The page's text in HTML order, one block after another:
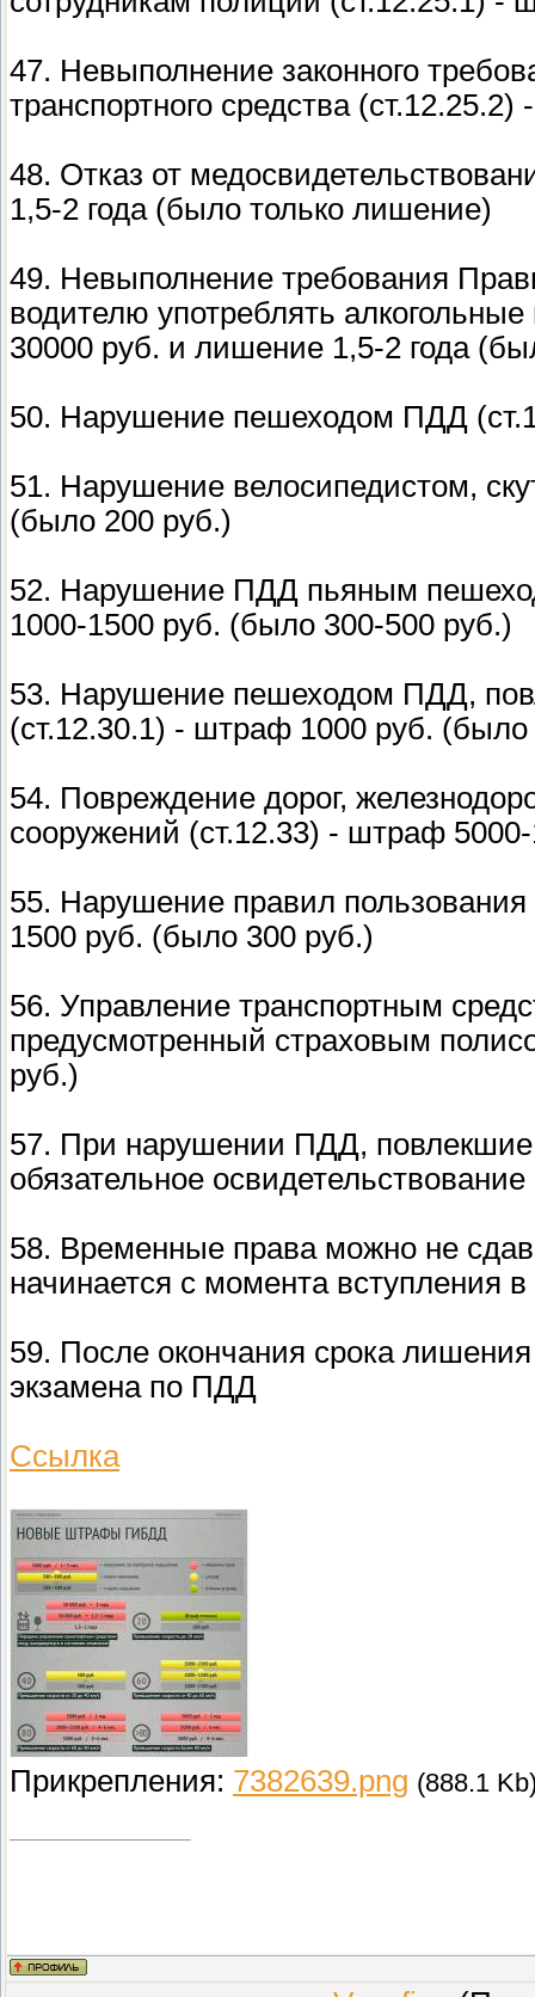
47. Невыполнение законного
транспортного средства
48. Отказ от
1,5-2 года (было только лишение)
49. Невыполнение требования
водителю употреблять
30000 руб. и лишение 1,5-2 года
50. Нарушение пешеходом ПДД
51. Нарушение велосипедистом,
(было 200 руб.)
52. Нарушение ПДД пьяным
1000-1500 руб. (было 300-500 руб.)
53. Нарушение пешеходом ПДД,
(ст.12.30.1) - штраф 1000 руб. (было
54. Повреждение дорог,
сооружений (ст.12.33) - штраф
55. Нарушение правил
1500 руб. (было 300 руб.)
56. Управление транспортным
предусмотренный страховым
руб.)
57. При нарушении ПДД, повлекшие
обязательное освидетельствование
58. Временные права можно не
начинается с момента вступления
59. После окончания срока
экзамена по ПДД
Ссылка
Прикрепления: 7382639.png (888.1